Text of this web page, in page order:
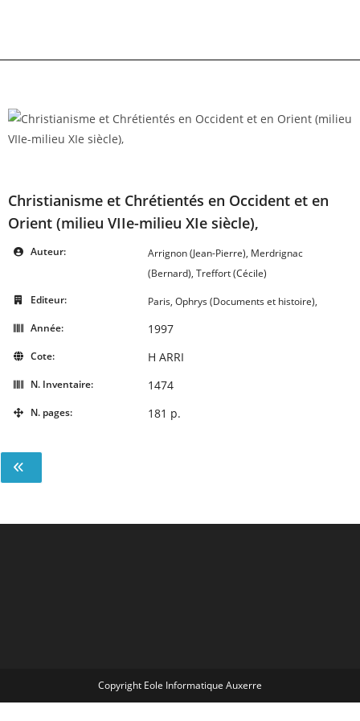
Christianisme et Chrétientés en Occident et en
Orient (milieu VIIe-milieu XIe siècle),
Auteur:
Arrignon (Jean-Pierre), Merdrignac
(Bernard), Treffort (Cécile)
Editeur:
Paris, Ophrys (Documents et histoire),
Année:
1997
Cote: H ARRI
N. Inventaire: 1474
N. pages: 181 p.
Copyright Eole Informatique Auxerre